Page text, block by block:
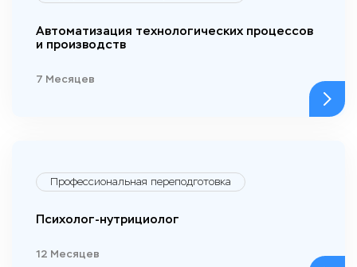
Автоматизация технологических процессов
и производств
7 Месяцев
Профессиональная переподготовка
Психолог-нутрициолог
12 Месяцев